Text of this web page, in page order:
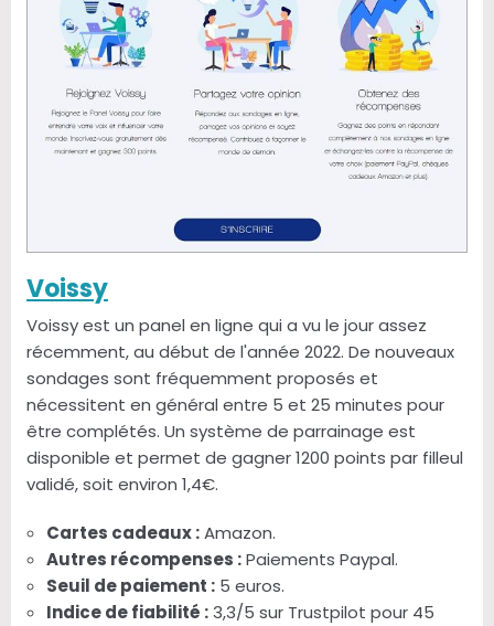
Voissy
Voissy est un panel en ligne qui a vu le jour assez
récemment, au début de l'année 2022. De nouveaux
sondages sont fréquemment proposés et
nécessitent en général entre 5 et 25 minutes pour
être complétés. Un système de parrainage est
disponible et permet de gagner 1200 points par filleul
validé, soit environ 1,4€.
Cartes cadeaux :Amazon.
Autres récompenses :Paiements Paypal.
Seuil de paiement : 5 euros.
Indice de fiabilité :3,3/5 sur Trustpilot pour 45